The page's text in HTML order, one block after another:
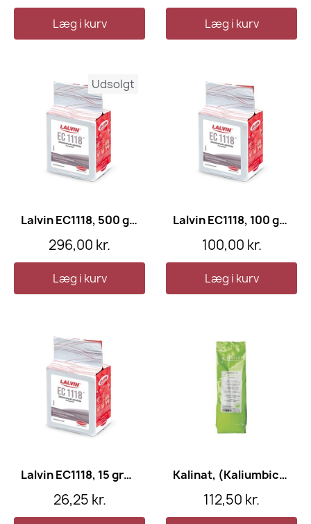
Læg i kurv Læg i kurv
Udsolgt
Lalvin EC1118, 500 gram
296,00 kr.
Læg i kurv
Lalvin EC1118, 100 gram
100,00 kr.
Læg i kurv
Lalvin EC1118, 15 gram
26,25 kr.
Kalinat, (Kaliumbicarbonat) - Erbslöh, 1 kg
112,50 kr.